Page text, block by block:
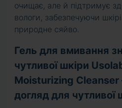
очищає, але й підтримує
вологи, забезпечуючи шкірі
природне сяйво.
Гель для вмивання
чутливої шкіри
Moisturizing Cleanser
догляд для чутливої